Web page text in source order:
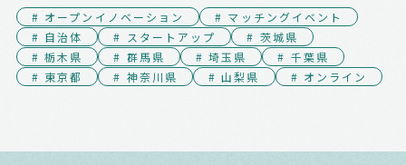
# オープンイノベーション
# マッチングイベント
# 自治体
# スタートアップ
# 茨城県
# 栃木県
# 群馬県 # 埼玉県
# 千葉県
# 東京都
# 神奈川県 # 山梨県 # オンライン